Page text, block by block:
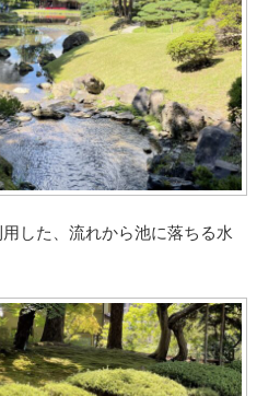
した、流れから池に落ちる水